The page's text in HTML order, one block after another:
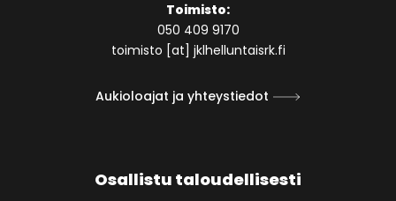
Toimisto:
050 409 9170
toimisto [at] jklhelluntaisrk.fi
Aukioloajat ja yhteystiedot
Osallistu taloudellisesti